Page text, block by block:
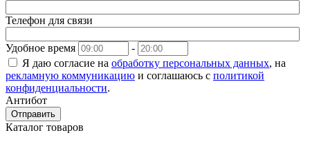
Телефон для связи
Удобное время
-
Я даю согласие на обработку персональных данных, на
рекламную коммуникацию и соглашаюсь с политикой
конфиденциальности.
Антибот
Отправить
Каталог товаров